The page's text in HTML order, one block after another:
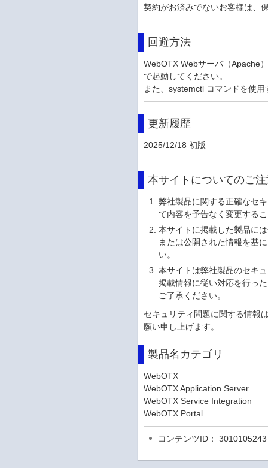
契約がお済みでないお客様は、
回避方法
WebOTX Webサーバ（Apache
で起動してください。
また、systemctl コマンドを使
更新履歴
2025/12/18 初版
本サイトについてのご
弊社製品に関する正確なセ
て内容を予告なく変更する
本サイトに掲載した製品に
または公開された情報を基
い。
本サイトは弊社製品のセキ
掲載情報に従い対応を行っ
ご了承ください。
セキュリティ問題に関する情報
願い申し上げます。
製品名カテゴリ
WebOTX
WebOTX Application Server
WebOTX Service Integration
WebOTX Portal
コンテンツID： 3010105243